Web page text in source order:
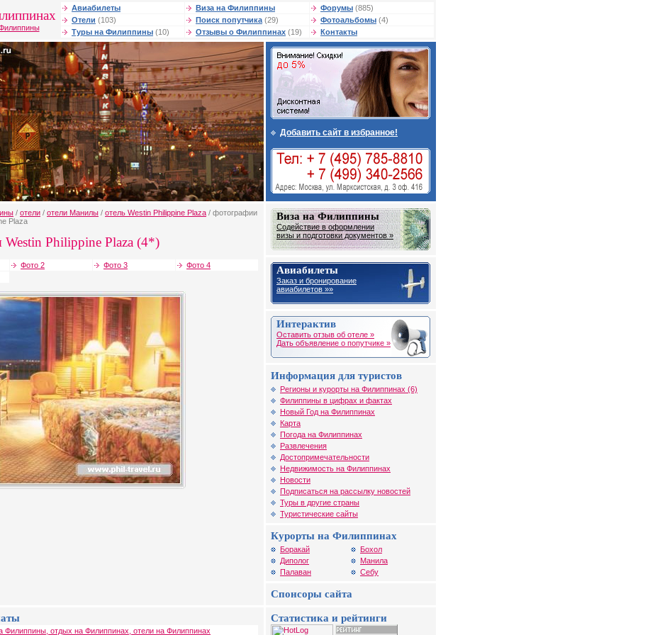
Авиабилеты Виза на Филиппины Форумы (885)
Отели (103) Поиск попутчика (29) Фотоальбомы (4)
Туры на Филиппины (10) Отзывы о Филиппинах (19) Контакты
Добавить сайт в избранное!
/ отели / отели Манилы / отель Westin Philippine Plaza / фотографии
Plaza
Westin Philippine Plaza (4*)
Фото 2 Фото 3
Фото 4
Виза на Филиппины
Содействие в оформлении
визы и подготовки документов »
Авиабилеты
Заказ и бронирование
авиабилетов »»
Интерактив
Оставить отзыв об отеле »
Дать объявление о попутчике »
Информация для туристов
Регионы и курорты на Филиппинах (6)
Филиппины в цифрах и фактах
Новый Год на Филиппинах
Карта
Погода на Филиппинах
Развлечения
Достопримечательности
Недвижимость на Филиппинах
Новости
Подписаться на рассылку новостей
Туры в другие страны
Туристические сайты
Курорты на Филиппинах
Боракай
Диполог
Палаван
Бохол
Манила
Себу
Спонсоры сайта
Филиппины, отдых на Филиппинах, отели на Филиппинах
Статистика и рейтинги